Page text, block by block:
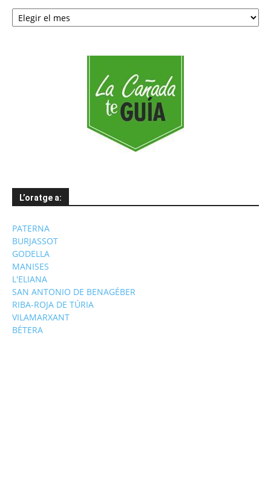
Notícies
per
L’oratge a:
PATERNA
BURJASSOT
GODELLA
MANISES
L'ELIANA
SAN ANTONIO DE BENAGÉBER
RIBA-ROJA DE TÚRIA
VILAMARXANT
BÉTERA